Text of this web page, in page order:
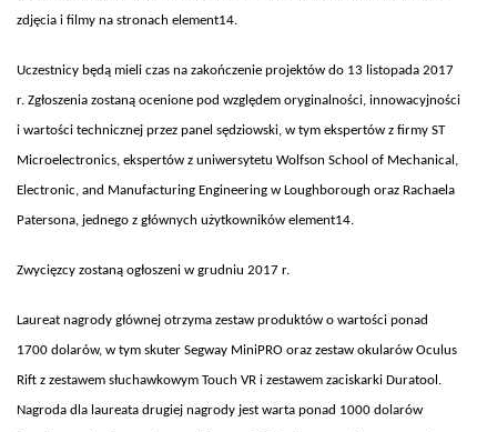
zdjęcia i filmy na stronach element14.
Uczestnicy będą mieli czas na zakończenie projektów do 13 listopada 2017
r. Zgłoszenia zostaną ocenione pod względem oryginalności, innowacyjności
i wartości technicznej przez panel sędziowski, w tym ekspertów z firmy ST
Microelectronics, ekspertów z uniwersytetu Wolfson School of Mechanical,
Electronic, and Manufacturing Engineering w Loughborough oraz Rachaela
Patersona, jednego z głównych użytkowników element14.
Zwycięzcy zostaną ogłoszeni w grudniu 2017 r.
Laureat nagrody głównej otrzyma zestaw produktów o wartości ponad
1700 dolarów, w tym skuter Segway MiniPRO oraz zestaw okularów Oculus
Rift z zestawem słuchawkowym Touch VR i zestawem zaciskarki Duratool.
Nagroda dla laureata drugiej nagrody jest warta ponad 1000 dolarów